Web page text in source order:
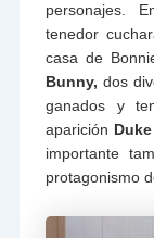
personajes.
tenedor
casa de
Bunny, dos
ganados y
aparición
importante
protagonismo